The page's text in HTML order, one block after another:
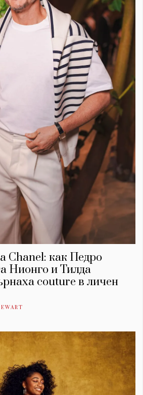
Chanel: как Педро
Нионго и Тилда
couture в личен